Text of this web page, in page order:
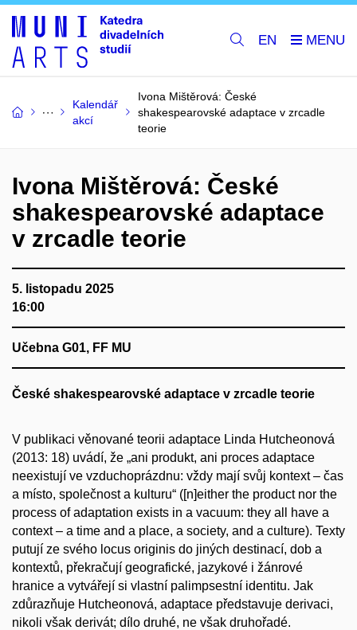
EN
Kalendář
akcí
Ivona Mištěrová: České
shakespearovské adaptace v zrcadle
teorie
Ivona Mištěrová: České
shakespearovské adaptace
v zrcadle teorie
5. listopadu 2025
16:00
Učebna G01, FF MU
České shakespearovské adaptace v zrcadle teorie
V publikaci věnované teorii adaptace Linda Hutcheonová
(2013: 18) uvádí, že „ani produkt, ani proces adaptace
neexistují ve vzduchoprázdnu: vždy mají svůj kontext – čas
a místo, společnost a kulturu“ ([n]either the product nor the
process of adaptation exists in a vacuum: they all have a
context – a time and a place, a society, and a culture). Texty
putují ze svého locus originis do jiných destinací, dob a
kontextů, překračují geografické, jazykové i žánrové
hranice a vytvářejí si vlastní palimpsestní identitu. Jak
zdůrazňuje Hutcheonová, adaptace představuje derivaci,
nikoli však derivát; dílo druhé, ne však druhořadé.